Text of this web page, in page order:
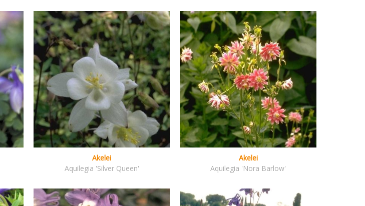
Akelei
Aquilegia 'Silver Queen'
Akelei
Aquilegia 'Nora Barlow'